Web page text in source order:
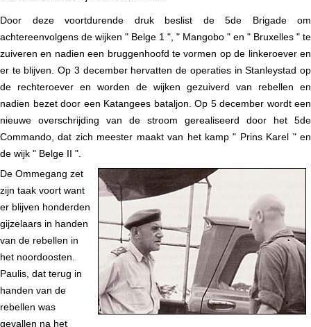
Door deze voortdurende druk beslist de 5de Brigade om
achtereenvolgens de wijken " Belge 1 ", " Mangobo " en " Bruxelles " te
zuiveren en nadien een bruggenhoofd te vormen op de linkeroever en
er te blijven. Op 3 december hervatten de operaties in Stanleystad op
de rechteroever en worden de wijken gezuiverd van rebellen en
nadien bezet door een Katangees bataljon. Op 5 december wordt een
nieuwe overschrijding van de stroom gerealiseerd door het 5de
Commando, dat zich meester maakt van het kamp " Prins Karel " en
de wijk " Belge II ".
De Ommegang zet
zijn taak voort want
er blijven honderden
gijzelaars in handen
van de rebellen in
het noordoosten.
Paulis, dat terug in
handen van de
rebellen was
gevallen na het